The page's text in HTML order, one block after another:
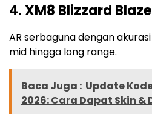
4. XM8 Blizzard Blaze
AR serbaguna dengan
mid hingga long range.
Baca Juga : Update
2026: Cara Dapat Skin